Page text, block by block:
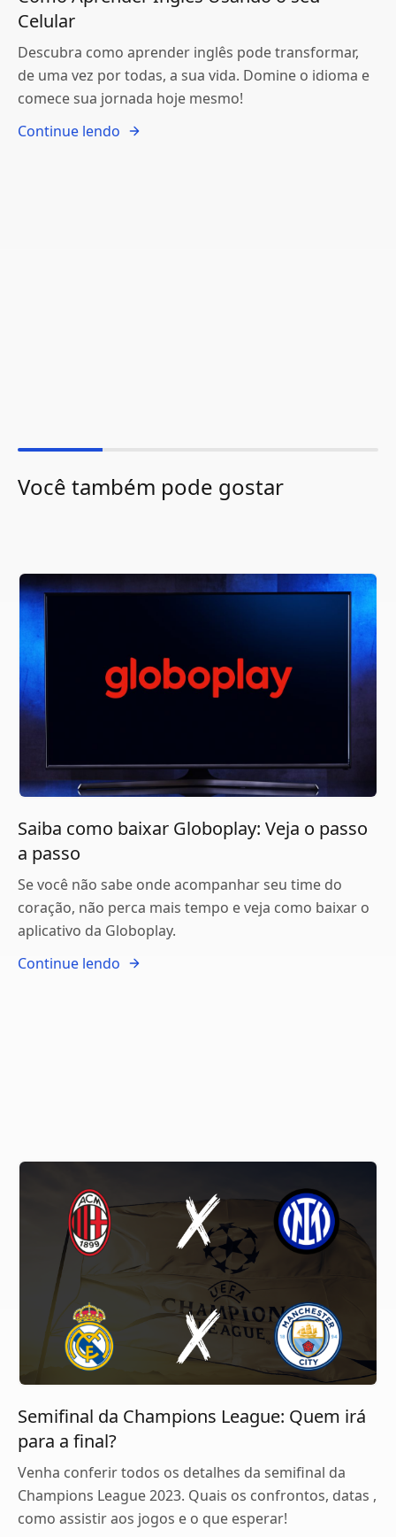
Celular
Descubra como aprender inglês pode transformar,
de uma vez por todas, a sua vida. Domine o idioma e
comece sua jornada hoje mesmo!
Continue lendo
Você também pode gostar
Saiba como baixar Globoplay: Veja o passo
a passo
Se você não sabe onde acompanhar seu time do
coração, não perca mais tempo e veja como baixar o
aplicativo da Globoplay.
Continue lendo
Semifinal da Champions League: Quem irá
para a final?
Venha conferir todos os detalhes da semifinal da
Champions League 2023. Quais os confrontos, datas ,
como assistir aos jogos e o que esperar!